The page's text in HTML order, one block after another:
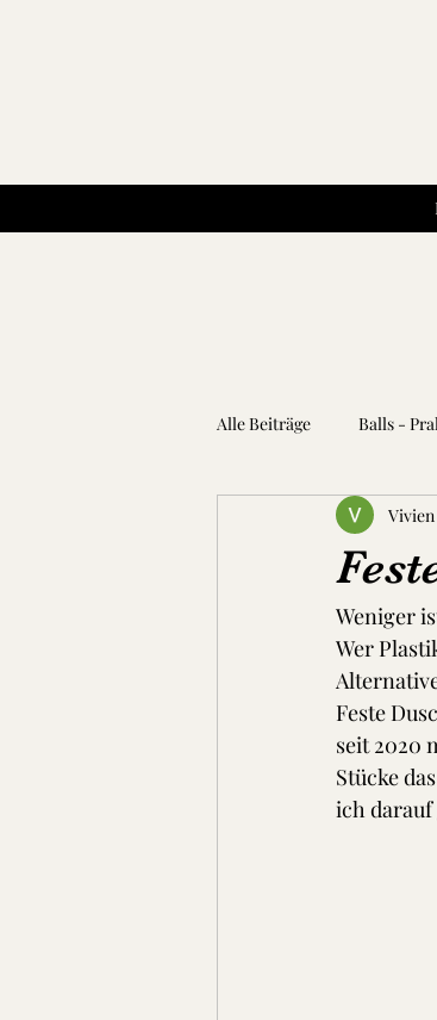
Alle Beiträge Balls -
Kartoffeln
Suppen, Eintöpfe &
Weniger
Wer
Feste
seit 2020
Stücke
ich